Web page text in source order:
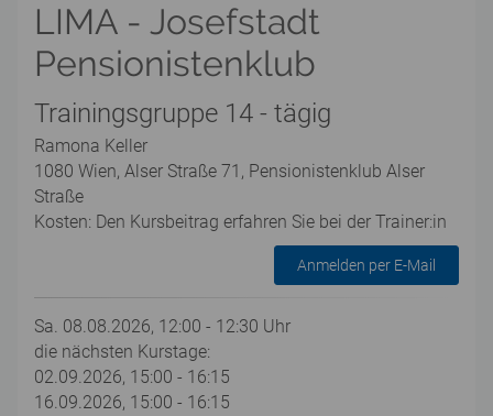
LIMA - Josefstadt
Pensionistenklub
Trainingsgruppe 14 - tägig
Ramona Keller
1080 Wien, Alser Straße 71, Pensionistenklub Alser
Straße
Kosten: Den Kursbeitrag erfahren Sie bei der Trainer:in
Anmelden per E-Mail
Sa. 08.08.2026, 12:00 - 12:30 Uhr
die nächsten Kurstage:
02.09.2026, 15:00 - 16:15
16.09.2026, 15:00 - 16:15